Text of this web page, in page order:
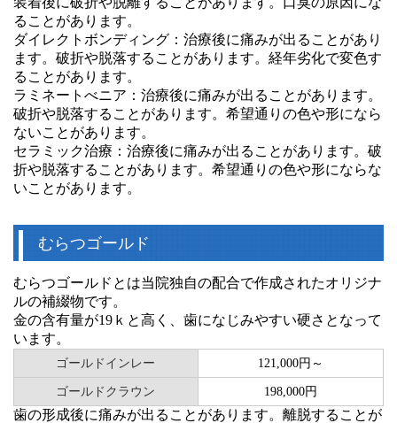
ることがあります。
ダイレクトボンディング：治療後に痛みが出ることがあり
ます。破折や脱落することがあります。経年劣化で変色す
ることがあります。
ラミネートべニア：治療後に痛みが出ることがあります。
破折や脱落することがあります。希望通りの色や形になら
ないことがあります。
セラミック治療：治療後に痛みが出ることがあります。破
折や脱落することがあります。希望通りの色や形にならな
いことがあります。
むらつゴールド
むらつゴールドとは当院独自の配合で作成されたオリジナ
ルの補綴物です。
金の含有量が19ｋと高く、歯になじみやすい硬さとなって
います。
ゴールドインレー
121,000円～
ゴールドクラウン
198,000円
歯の形成後に痛みが出ることがあります。離脱することが